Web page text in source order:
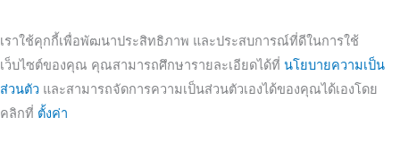
เราใช้คุกกี้เพื่อพัฒนาประสิทธิภาพ และประสบการณ์ที่ดีในการใช้
เว็บไซต์ของคุณ คุณสามารถศึกษารายละเอียดได้ที่ นโยบายความเป็น
ส่วนตัว และสามารถจัดการความเป็นส่วนตัวเองได้ของคุณได้เองโดย
คลิกที่ ตั้งค่า